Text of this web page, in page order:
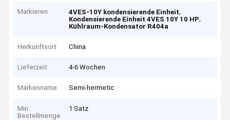
Markieren 4VES-10Y kondensierende Einheit,
Kondensierende Einheit 4VES 10Y 10 HP,
Kühlraum-Kondensator R404a
Herkunftsort China
Lieferzeit 4-6 Wochen
Markenname Semi-hermetic
Min
Bestellmenge
1 Satz